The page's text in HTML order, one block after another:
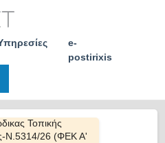
e-
postirixis
Τοπικής
Ν.5314/26 (ΦΕΚ Α'